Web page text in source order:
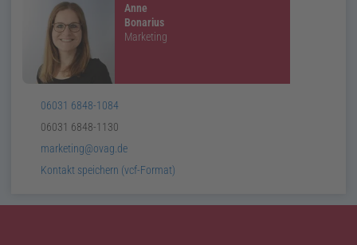
Anne
Bonarius
Marketing
Telefon:06031 6848-1084
Telefax:
06031 6848-1130
Mail:
marketing@ovag.de
Card:Kontakt speichern (vcf-Format)